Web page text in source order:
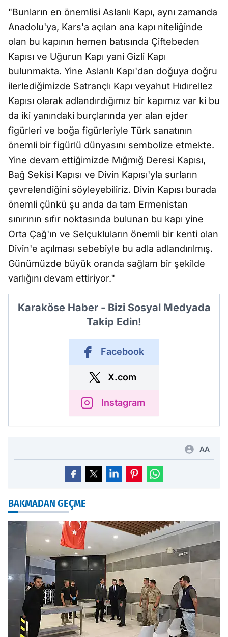
"Bunların en önemlisi Aslanlı Kapı, aynı zamanda
Anadolu'ya, Kars'a açılan ana kapı niteliğinde
olan bu kapının hemen batısında Çiftebeden
Kapısı ve Uğurun Kapı yani Gizli Kapı
bulunmakta. Yine Aslanlı Kapı'dan doğuya doğru
ilerlediğimizde Satrançlı Kapı veyahut Hıdırellez
Kapısı olarak adlandırdığımız bir kapımız var ki bu
da iki yanındaki burçlarında yer alan ejder
figürleri ve boğa figürleriyle Türk sanatının
önemli bir figürlü dünyasını sembolize etmekte.
Yine devam ettiğimizde Mığmığ Deresi Kapısı,
Bağ Sekisi Kapısı ve Divin Kapısı'yla surların
çevrelendiğini söyleyebiliriz. Divin Kapısı burada
önemli çünkü şu anda da tam Ermenistan
sınırının sıfır noktasında bulunan bu kapı yine
Orta Çağ'ın ve Selçukluların önemli bir kenti olan
Divin'e açılması sebebiyle bu adla adlandırılmış.
Günümüzde büyük oranda sağlam bir şekilde
varlığını devam ettiriyor."
Karaköse Haber - Bizi Sosyal Medyada
Takip Edin!
Facebook
X.com
Instagram
AA
BAKMADAN GEÇME